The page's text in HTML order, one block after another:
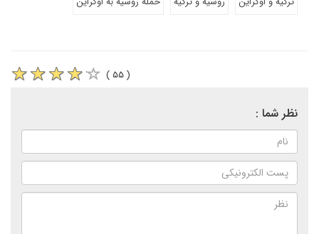
( ۵۵ )
نظر شما :